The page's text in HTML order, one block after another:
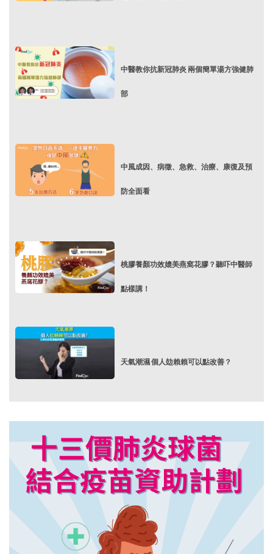
中醫教你抗新冠肺炎 兩個簡單湯方強健肺
部
中風成因、病徵、急救、治療、康復及預
防全面看
桃膠養顏功效媲美燕窩花膠？聽吓中醫師
點樣講！
天氣潮濕 個人攰賴賴可以點改善？